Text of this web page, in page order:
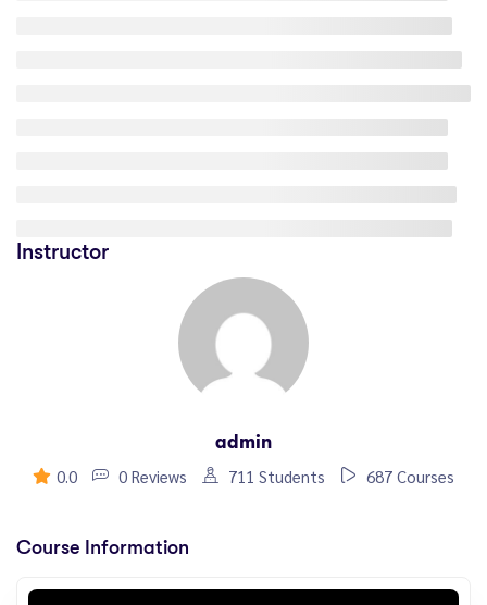
Instructor
admin
0.0
0 Reviews 711 Students 687 Courses
Course Information